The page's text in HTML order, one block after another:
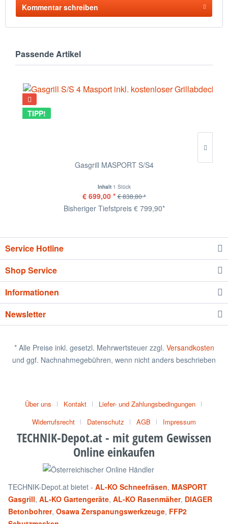
Kommentar schreiben
Passende Artikel
TIPP!
Gasgrill MASPORT S/S4
Inhalt 1 Stück
€ 699,00 * € 838,80 *
Bisheriger Tiefstpreis € 799,90*
Service Hotline
Shop Service
Informationen
Newsletter
* Alle Preise inkl. gesetzl. Mehrwertsteuer zzgl. Versandkosten
und ggf. Nachnahmegebühren, wenn nicht anders beschrieben
Über uns Kontakt
Liefer- und Zahlungsbedingungen
Widerrufsrecht
Datenschutz AGB Impressum
TECHNIK-Depot.at - mit gutem Gewissen
Online einkaufen
TECHNIK-Depot.at bietet - AL-KO Schneefräsen, MASPORT
Gasgrill, AL-KO Gartengeräte, AL-KO Rasenmäher, DIAGER
Betonbohrer, Osawa Zerspanungswerkzeuge, FFP2